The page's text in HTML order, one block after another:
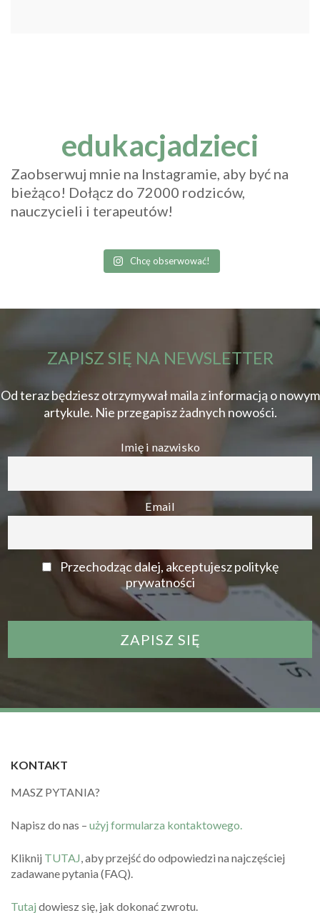
edukacjadzieci
Zaobserwuj mnie na Instagramie, aby być na
bieżąco! Dołącz do 72000 rodziców,
nauczycieli i terapeutów!
Chcę obserwować!
ZAPISZ SIĘ NA NEWSLETTER
Od teraz będziesz otrzymywał maila z informacją o nowym
artykule. Nie przegapisz żadnych nowości.
Imię i nazwisko
Email
Przechodząc dalej, akceptujesz politykę
prywatności
KONTAKT
MASZ PYTANIA?
Napisz do nas – użyj formularza kontaktowego.
Kliknij TUTAJ, aby przejść do odpowiedzi na najczęściej
zadawane pytania (FAQ).
Tutaj dowiesz się, jak dokonać zwrotu.